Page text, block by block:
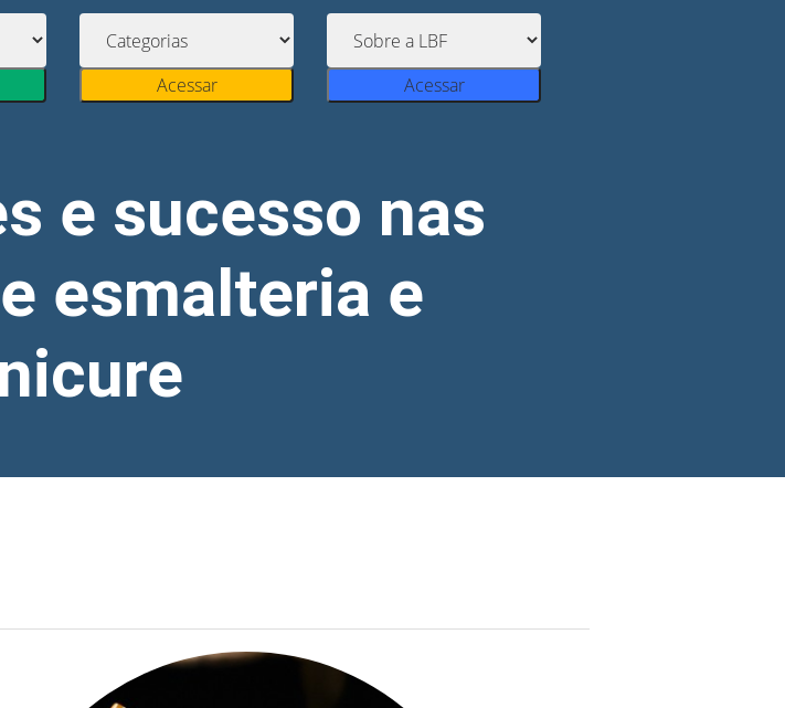
Acessar Acessar
e sucesso nas
esmalteria e